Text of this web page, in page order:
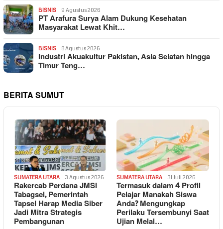
BISNIS 9 Agustus 2026
PT Arafura Surya Alam Dukung Kesehatan
Masyarakat Lewat Khit…
BISNIS 8 Agustus 2026
Industri Akuakultur Pakistan, Asia Selatan hingga
Timur Teng…
BERITA SUMUT
SUMATERA UTARA 3 Agustus 2026
Rakercab Perdana JMSI
Tabagsel, Pemerintah
Tapsel Harap Media Siber
Jadi Mitra Strategis
Pembangunan
SUMATERA UTARA 31 Juli 2026
Termasuk dalam 4 Profil
Pelajar Manakah Siswa
Anda? Mengungkap
Perilaku Tersembunyi Saat
Ujian Melal…